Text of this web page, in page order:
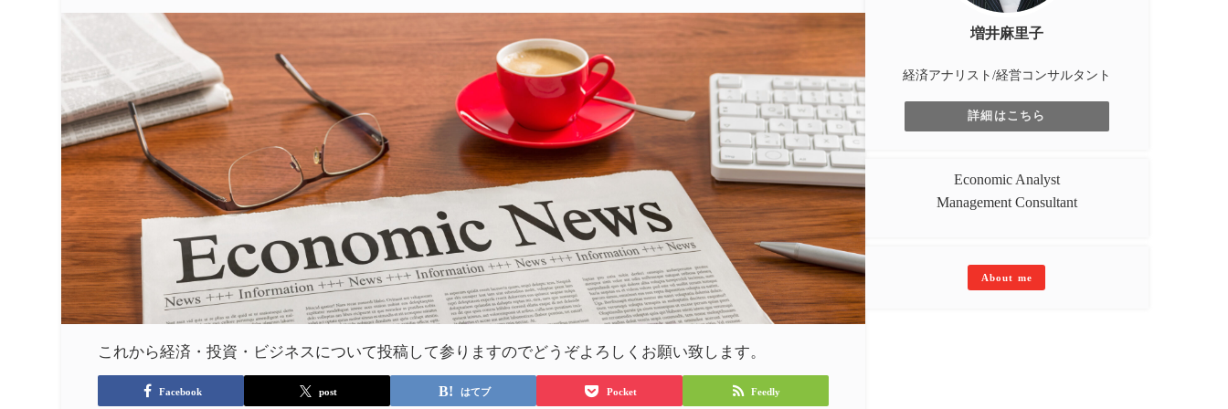
これから経済・投資・ビジネスについて投稿して参りますのでどうぞよろしくお願い致します。
Facebook post はてブ Pocket Feedly
増井麻里子
経済アナリスト/経営コンサルタント
詳細はこちら
Economic Analyst
Management Consultant
About me